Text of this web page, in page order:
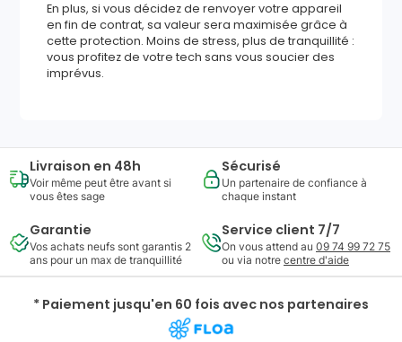
En plus, si vous décidez de renvoyer votre appareil
en fin de contrat, sa valeur sera maximisée grâce à
cette protection. Moins de stress, plus de tranquillité :
vous profitez de votre tech sans vous soucier des
imprévus.
Livraison en 48h
Voir même peut être avant si
vous êtes sage
Sécurisé
Un partenaire de confiance à
chaque instant
Garantie
Vos achats neufs sont garantis 2
ans pour un max de tranquillité
Service client 7/7
On vous attend au 09 74 99 72 75
ou via notre centre d'aide
* Paiement jusqu'en 60 fois avec nos partenaires